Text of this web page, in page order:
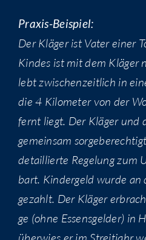
Pra­xis-Bei­spiel:
Der Klä­ger ist Vater einer
Kin­des ist mit dem Klä­ger
lebt zwi­schen­zeit­lich in
die 4 Kilo­me­ter von der
fernt liegt. Der Klä­ger und
gemein­sam
detail­lier­te Rege­lung zum
bart. Kin­der­geld wur­de
gezahlt. Der Klä­ger
ge (ohne Essens­gel­der) in